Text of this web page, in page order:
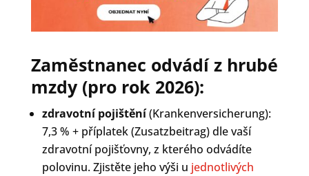
Zaměstnanec odvádí z hrubé
mzdy (pro rok 2026):
zdravotní pojištění(Kranken­versicherung):
7,3 % + příplatek (Zusatzbeitrag) dle vaší
zdravotní pojišťovny, z kterého odvádíte
polovinu. Zjistěte jeho výši u jednotlivých